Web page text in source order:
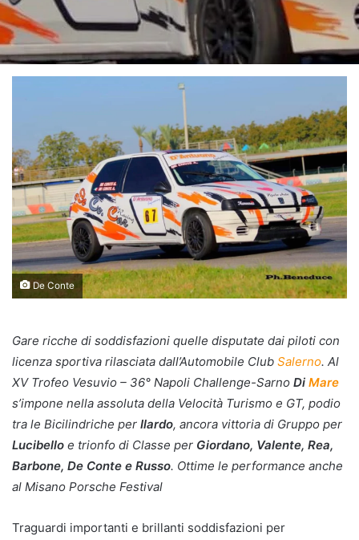
De Conte
Gare ricche di soddisfazioni quelle disputate dai piloti con
licenza sportiva rilasciata dall’Automobile Club Salerno. Al
XV Trofeo Vesuvio – 36° Napoli Challenge-Sarno Di Mare
s’impone nella assoluta della Velocità Turismo e GT, podio
tra le Bicilindriche per Ilardo, ancora vittoria di Gruppo per
Lucibello e trionfo di Classe per Giordano, Valente, Rea,
Barbone, De Conte e Russo. Ottime le performance anche
al Misano Porsche Festival
Traguardi importanti e brillanti soddisfazioni per